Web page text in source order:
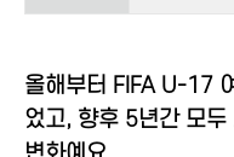
올해부터 FIFA U-17
었고, 향후 5년간 모